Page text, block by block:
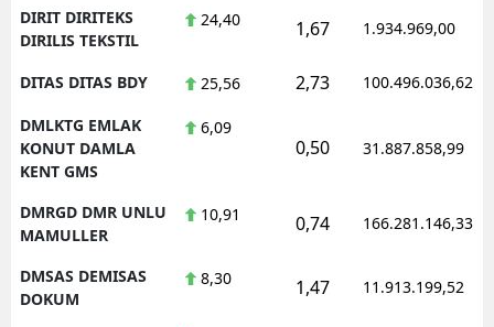
DIRIT DIRITEKS
DIRILIS TEKSTIL
24,40 1,67 1.934.969,00
DITAS DITAS BDY 25,56 2,73 100.496.036,62
DMLKTG EMLAK
KONUT DAMLA
KENT GMS
6,09
0,50 31.887.858,99
DMRGD DMR UNLU
MAMULLER
10,91 0,74 166.281.146,33
DMSAS DEMISAS
DOKUM
8,30 1,47 11.913.199,52